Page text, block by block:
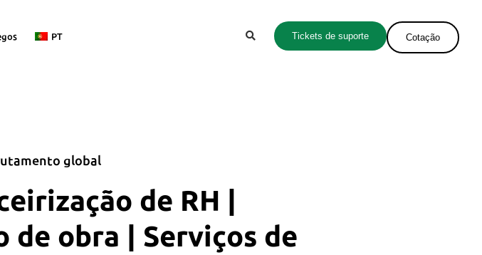
PT Tickets de suporte Cotação
global
de RH |
de obra | Serviços de